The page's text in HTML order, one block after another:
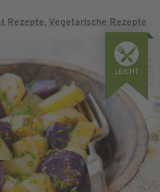
Rezepte, Vegetarische Rezepte